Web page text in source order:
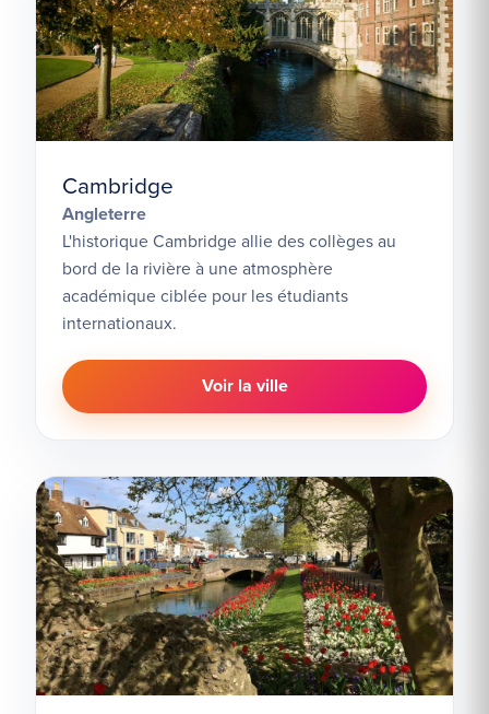
Cambridge
Angleterre
L'historique Cambridge allie des collèges au
bord de la rivière à une atmosphère
académique ciblée pour les étudiants
internationaux.
Voir la ville